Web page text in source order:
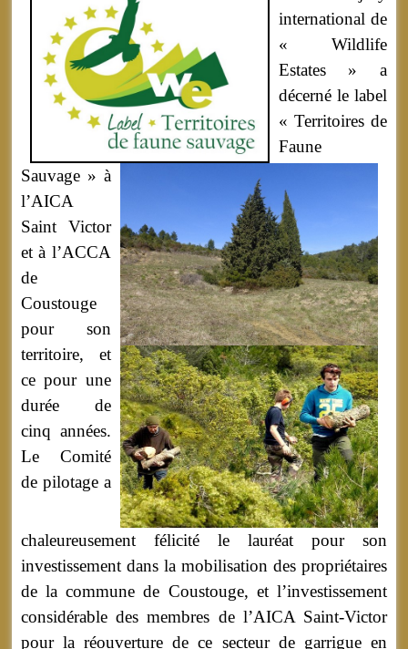
international de
« Wildlife
Estates » a
décerné le label
« Territoires de
Faune
Sauvage » à
l’AICA
Saint Victor
et à l’ACCA
de
Coustouge
pour son
territoire, et
ce pour une
durée de
cinq années.
Le Comité
de pilotage a
chaleureusement félicité le lauréat pour son
investissement dans la mobilisation des propriétaires
de la commune de Coustouge, et l’investissement
considérable des membres de l’AICA Saint-Victor
pour la réouverture de ce secteur de garrigue en